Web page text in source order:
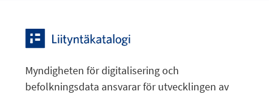
Myndigheten för digitalisering och
befolkningsdata ansvarar för utvecklingen av